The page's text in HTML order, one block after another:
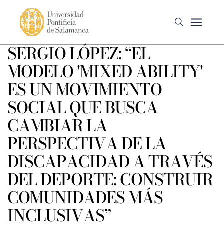
SERGIO LÓPEZ: “EL
MODELO 'MIXED ABILITY'
ES UN MOVIMIENTO
SOCIAL QUE BUSCA
CAMBIAR LA
PERSPECTIVA DE LA
DISCAPACIDAD A TRAVÉS
DEL DEPORTE: CONSTRUIR
COMUNIDADES MÁS
INCLUSIVAS”